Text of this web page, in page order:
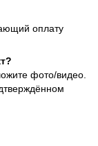
оплату
фото/видео.